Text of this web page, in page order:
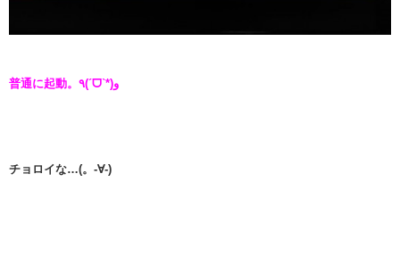
普通に起動。٩(ˊᗜˋ*)و
チョロイな…(。-∀-)